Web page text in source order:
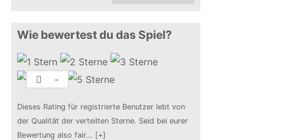
Wie bewertest du das Spiel?
-
Dieses Rating für registrierte Benutzer lebt von
der Qualität der verteilten Sterne. Seid bei eurer
Bewertung also fair... [+]